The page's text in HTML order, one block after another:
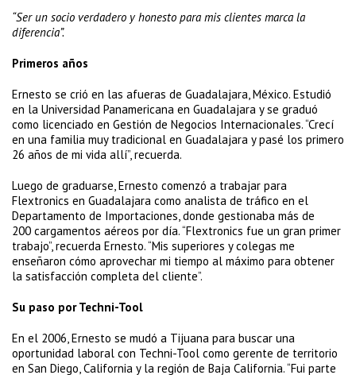
“Ser un socio verdadero y honesto para mis clientes marca la
diferencia”.
Primeros años
Ernesto se crió en las afueras de Guadalajara, México. Estudió
en la Universidad Panamericana en Guadalajara y se graduó
como licenciado en Gestión de Negocios Internacionales. “Crecí
en una familia muy tradicional en Guadalajara y pasé los primero
26 años de mi vida allí”, recuerda.
Luego de graduarse, Ernesto comenzó a trabajar para
Flextronics en Guadalajara como analista de tráfico en el
Departamento de Importaciones, donde gestionaba más de
200 cargamentos aéreos por día. “Flextronics fue un gran primer
trabajo”, recuerda Ernesto. “Mis superiores y colegas me
enseñaron cómo aprovechar mi tiempo al máximo para obtener
la satisfacción completa del cliente”.
Su paso por Techni-Tool
En el 2006, Ernesto se mudó a Tijuana para buscar una
oportunidad laboral con Techni-Tool como gerente de territorio
en San Diego, California y la región de Baja California. “Fui parte